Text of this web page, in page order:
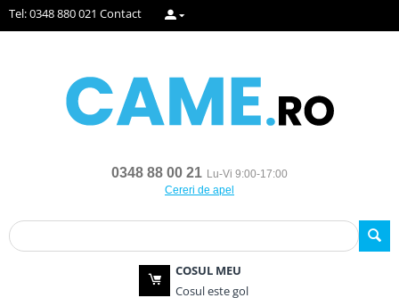
Tel: 0348 880 021 Contact
0348 88 00 21 Lu-Vi 9:00-17:00
Cereri de apel
COSUL MEU
Cosul este gol